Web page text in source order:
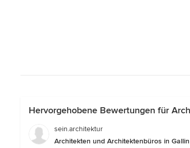
Hervorgehobene Bewertungen für
sein.architektur
Architekten und Architektenbüros in Gallin